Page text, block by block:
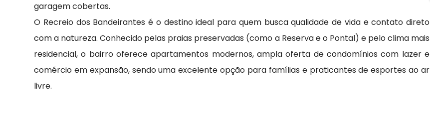
garagem cobertas.
O Recreio dos Bandeirantes é o destino ideal para quem busca qualidade de vida e contato direto
com a natureza. Conhecido pelas praias preservadas (como a Reserva e o Pontal) e pelo clima mais
residencial, o bairro oferece apartamentos modernos, ampla oferta de condomínios com lazer e
comércio em expansão, sendo uma excelente opção para famílias e praticantes de esportes ao ar
livre.